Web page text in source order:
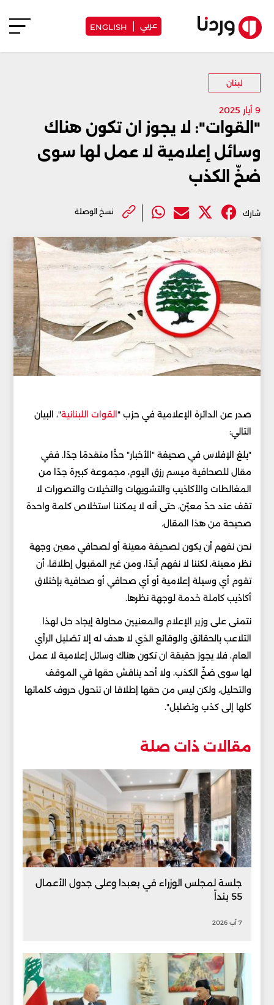
عربي ENGLISH
لبنان
9 أيار 2025
"القوات": لا يجوز ان تكون هناك
وسائل إعلامية لا عمل لها سوى
ضخّ الكذب
شارك نسخ الوصلة
صدر عن الدائرة الإعلامية في حزب "القوات اللبنانية"، البيان
التالي:
"بلغ الإفلاس في صحيفة "الأخبار" حدًّا متقدمًا جدًا. ففي
مقال للصحافية ميسم رزق اليوم، مجموعة كبيرة جدًا من
المغالطات والأكاذيب والتشويهات والتخيلات والتصورات لا
تقف عند حدّ معيّن، حتى أنه لا يمكننا استخلاص كلمة واحدة
صحيحة من هذا المقال.
نحن نفهم أن يكون لصحيفة معينة أو لصحافي معين وجهة
نظر معينة، لكننا لا نفهم أبدًا، ومن غير المقبول إطلاقا، أن
تقوم أي وسيلة إعلامية أو أي صحافي أو صحافية بإختلاق
أكاذيب كاملة خدمة لوجهة نظرها.
نتمنى على وزير الإعلام والمعنيين محاولة إيجاد حل لهذا
التلاعب بالحقائق والوقائع الذي لا هدف له إلا تضليل الرأي
العام، فلا يجوز حقيقة ان تكون هناك وسائل إعلامية لا عمل
لها سوى ضخّ الكذب، ولا أحد يناقش حقها في الموقف
والتحليل، ولكن ليس من حقها إطلاقا ان تتحول حروف كلماتها
كلها إلى كذب وتضليل".
مقالات ذات صلة
جلسة لمجلس الوزراء في بعبدا وعلى جدول الأعمال
55 بنداً
7 آب 2026